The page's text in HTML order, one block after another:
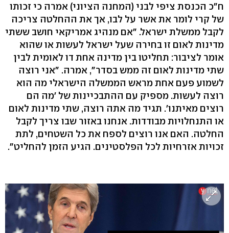
ח"כ הכנסת ציפי לבני (המחנה הציוני) אמרה כי זכותו
של קרי לומר את אשר על לבו, אך את ההחלטה צריכה
לקבל ממשלת ישראל. "אם מנהיג אמריקאי חושב ששתי
מדינות לאום זו בחירה שעל ישראל לעשות או שהוא
אומר לציבור: תחליטו בין מדינה אחת דו לאומית לבין
שתי מדינות לאום זה ממש בסדר", אמרה. "אני רוצה
לשמוע פעם אחת מראש הממשלה הישראלי מה הוא
רוצה לעשות. מספיק עם ההתבכיינות של 'מה הם
רוצים מאיתנו'. תגיד מה אתה רוצה, שתי מדינות לאום
או התנחלויות מבודדות. אנחנו באזור שבו צריך לקבל
החלטה. האם אנו רוצים לספח את כל השטחים, לתת
זכויות אזרחיות לכל הפלסטינים. הגיע הזמן להחליט".